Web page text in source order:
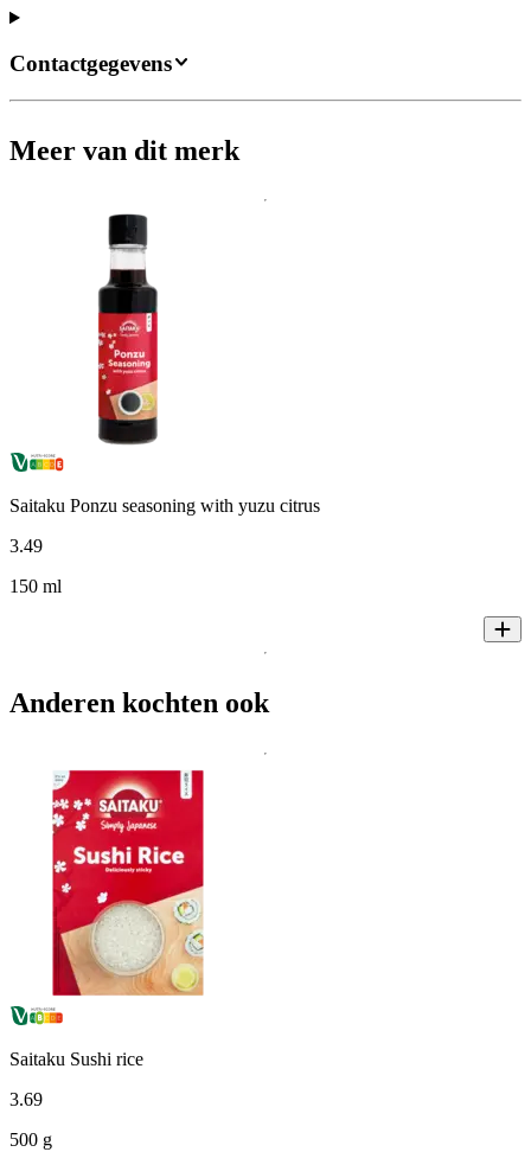
Contactgegevens
Meer van dit merk
Saitaku Ponzu seasoning with yuzu citrus
3.49
150 ml
Anderen kochten ook
Saitaku Sushi rice
3.69
500 g